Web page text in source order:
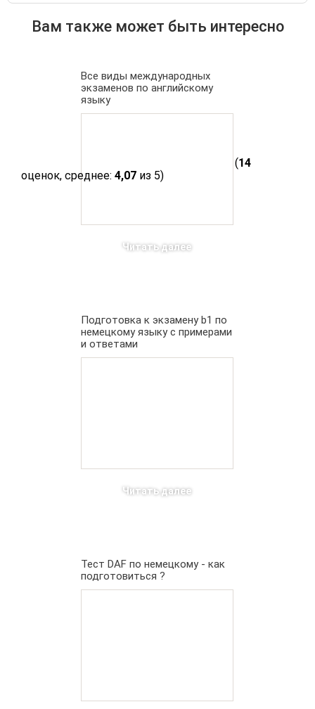
(14
оценок, среднее: 4,07 из 5)
Вам также может быть интересно
Все виды международных
экзаменов по английскому
языку
Читать далее
Подготовка к экзамену b1 по
немецкому языку с примерами
и ответами
Читать далее
Тест DAF по немецкому - как
подготовиться ?